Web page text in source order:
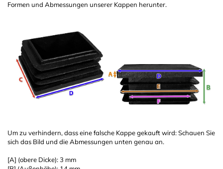
Formen und Abmessungen unserer Kappen herunter.
Um zu verhindern, dass eine falsche Kappe gekauft wird: Schauen Sie
sich das Bild und die Abmessungen unten genau an.
[A] (obere Dicke): 3 mm